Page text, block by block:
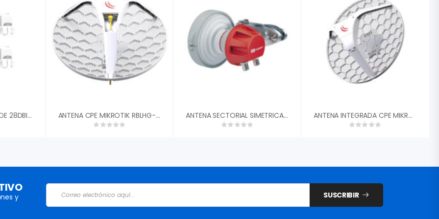
ANTENA PARABOLICA DE 28DBI TXPRO FRECUENCIA EXTENDIDA 4.8-6.5GHZ TXPD486528SMA VH 7 GRADOS DISTANCIA PROMEDIO HASTA 15KM CONECTORES SMA-MACHO INVERSO ANTENA CPE MIKROTIK RBLHG-5ND 24.5DBI 5GHZ PTP 316MW ROUTEROS L3 ANTENA SECTORIAL SIMETRICA RF ELEMENTS SHCC560 CARRIER CLASS DE 60░ 13.2 DBI 5180-6100 MHZ 2X N FEMALE CONECTORIZADA PARA AMBIENTES DE ALTO RUIDO ANTENA INTEGRADA CPE MIKROTIK LHG 5AC 24.5DBI 5GHZ PUERTO ETHERNET GIGABIT CPU IPQ-4018 4 NUCLEOS RAM 256MB WIFI 5 ROUTEROS L3 RBLHGG-5ACD
y SUSCRIBIR